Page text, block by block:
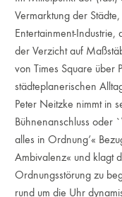
Vermarktung der
Entertainment-Industrie,
der Verzicht auf
von Times Square über
städteplanerischen
Peter Neitzke nimmt in
Bühnenanschluss oder
alles in Ordnung‘«
Ambivalenz« und klagt
Ordnungsstörung zu
rund um die Uhr